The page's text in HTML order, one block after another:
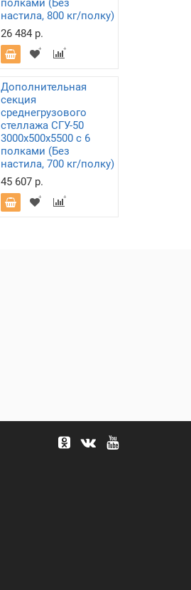
полками (Без
настила, 800 кг/полку)
26 484 р.
Дополнительная
секция
среднегрузового
стеллажа СГУ-50
3000х500х5500 с 6
полками (Без
настила, 700 кг/полку)
45 607 р.